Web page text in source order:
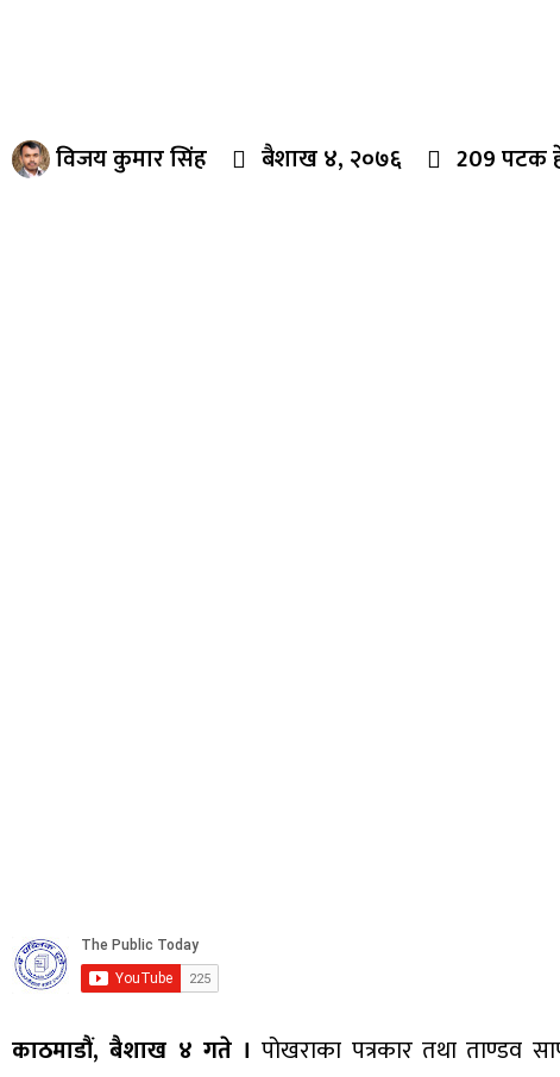
विजय कुमार सिंह बैशाख ४, २०७६ 209 पटक
काठमाडौं, बैशाख ४ गते । पोखराका पत्रकार तथा ताण्डव